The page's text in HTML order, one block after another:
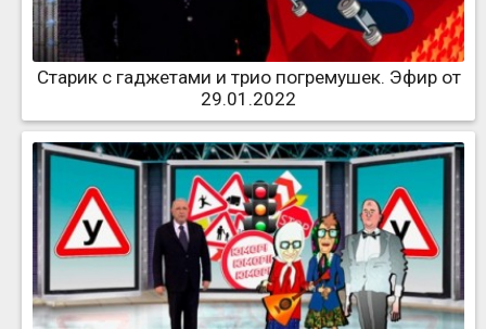
Старик с гаджетами и трио погремушек. Эфир от
29.01.2022